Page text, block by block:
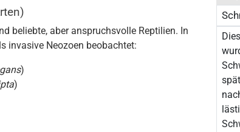
beliebte, aber anspruchsvolle Reptilien. In
invasive Neozoen beobachtet:
)
)